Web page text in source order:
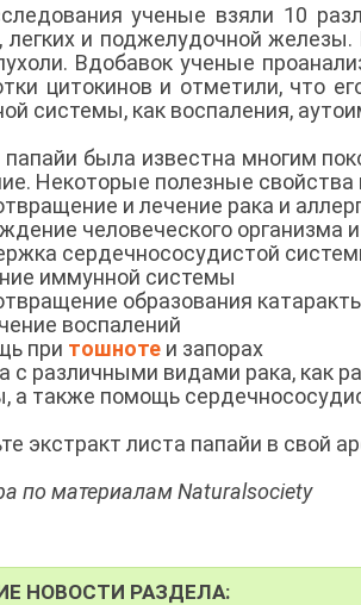
ученые взяли 10
легких и поджелудочной
Вдобавок ученые
цитокинов и отметили, что
системы, как воспаления,
папайи была известна многим
Некоторые полезные
и лечение рака и
человеческого
сердечнососудистой
иммунной системы
образования
воспалений
при тошноте и запорах
с различными видами рака, как
а также помощь
экстракт листа папайи в свой
по материалам Naturalsociety
НОВОСТИ РАЗДЕЛА: